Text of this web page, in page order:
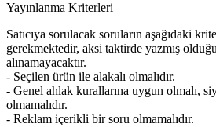
Yayınlanma Kriterleri
Satıcıya sorulacak soruların aşağıdaki
gerekmektedir, aksi taktirde yazmış
alınamayacaktır.
- Seçilen ürün ile alakalı olmalıdır.
- Genel ahlak kurallarına uygun olmalı,
olmamalıdır.
- Reklam içerikli bir soru olmamalıdır.